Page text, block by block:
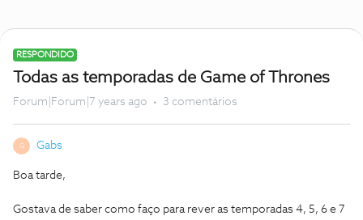
RESPONDIDO
Todas as temporadas de Game of Thrones
Forum|Forum|7 years ago 3 comentários
G Gabs
Boa tarde,
Gostava de saber como faço para rever as temporadas 4, 5, 6 e 7